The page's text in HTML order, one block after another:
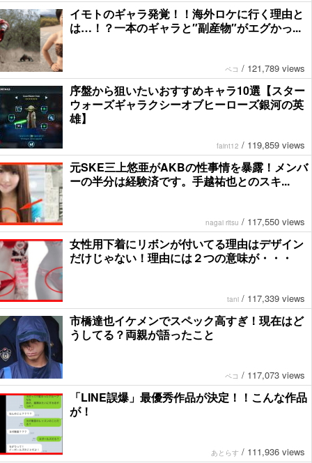
イモトのギャラ発覚！！海外ロケに行く理由と
は…！？一本のギャラと″副産物″がエグかっ...
ペコ / 121,789 views
序盤から狙いたいおすすめキャラ10選【スター
ウォーズギャラクシーオブヒーローズ銀河の英
雄】
faint12 / 119,859 views
元SKE三上悠亜がAKBの性事情を暴露！メンバ
ーの半分は経験済です。手越祐也とのスキ...
nagai ritsu / 117,550 views
女性用下着にリボンが付いてる理由はデザイン
だけじゃない！理由には２つの意味が・・・
tani / 117,339 views
市橋達也イケメンでスペック高すぎ！現在はど
うしてる？両親が語ったこと
ペコ / 117,073 views
「LINE誤爆」最優秀作品が決定！！こんな作品
が！
あとらす / 111,936 views